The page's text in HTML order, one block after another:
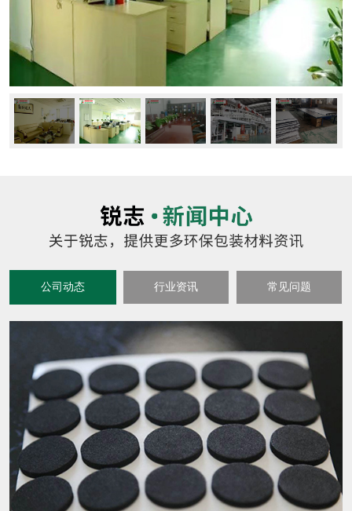
公司动态 行业资讯 常见问题